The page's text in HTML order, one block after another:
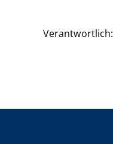
Verantwortlich: